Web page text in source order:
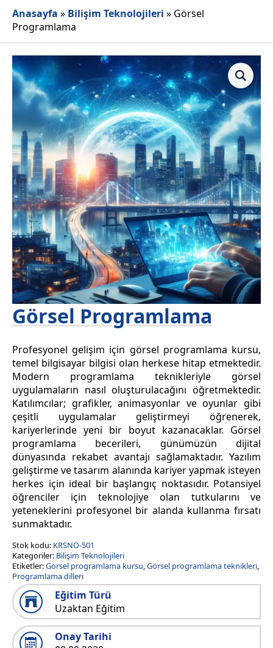
Anasayfa » Bilişim Teknolojileri » Görsel
Programlama
Görsel Programlama
Profesyonel gelişim için görsel programlama kursu,
temel bilgisayar bilgisi olan herkese hitap etmektedir.
Modern programlama teknikleriyle görsel
uygulamaların nasıl oluşturulacağını öğretmektedir.
Katılımcılar; grafikler, animasyonlar ve oyunlar gibi
çeşitli uygulamalar geliştirmeyi öğrenerek,
kariyerlerinde yeni bir boyut kazanacaklar. Görsel
programlama becerileri, günümüzün dijital
dünyasında rekabet avantajı sağlamaktadır. Yazılım
geliştirme ve tasarım alanında kariyer yapmak isteyen
herkes için ideal bir başlangıç noktasıdır. Potansiyel
öğrenciler için teknolojiye olan tutkularını ve
yeteneklerini profesyonel bir alanda kullanma fırsatı
sunmaktadır.
Stok kodu: KRSNO-501
Kategoriler: Bilişim Teknolojileri
Etiketler:Görsel programlama kursu,Görsel programlama teknikleri,
Programlama dilleri
Eğitim Türü
Uzaktan Eğitim
Onay Tarihi